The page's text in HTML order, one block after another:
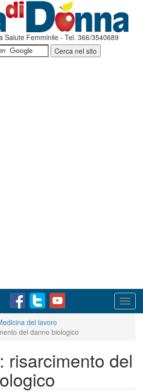
Salute Femminile - Tel. 366/3540689
del lavoro
del danno biologico
risarcimento del